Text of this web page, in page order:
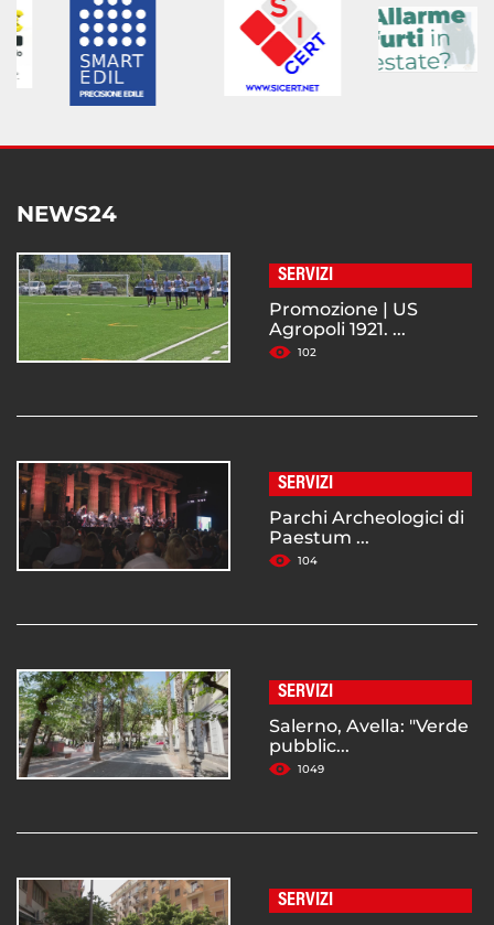
NEWS24
SERVIZI
Promozione | US
Agropoli 1921. ...
102
SERVIZI
Parchi Archeologici di
Paestum ...
104
SERVIZI
Salerno, Avella: "Verde
pubblic...
1049
SERVIZI